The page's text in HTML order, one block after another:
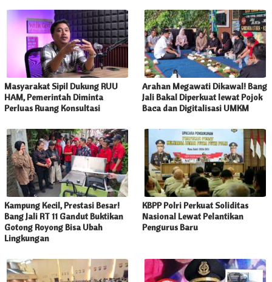
Masyarakat Sipil Dukung RUU
HAM, Pemerintah Diminta
Perluas Ruang Konsultasi
Arahan Megawati Dikawal! Bang
Jali Bakal Diperkuat lewat Pojok
Baca dan Digitalisasi UMKM
Kampung Kecil, Prestasi Besar!
Bang Jali RT 11 Gandut Buktikan
Gotong Royong Bisa Ubah
Lingkungan
KBPP Polri Perkuat Soliditas
Nasional Lewat Pelantikan
Pengurus Baru